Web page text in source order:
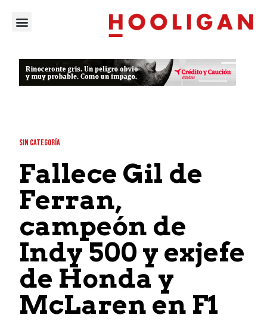
SIN CATEGORÍA
Fallece Gil de
Ferran,
campeón de
Indy 500 y exjefe
de Honda y
McLaren en F1